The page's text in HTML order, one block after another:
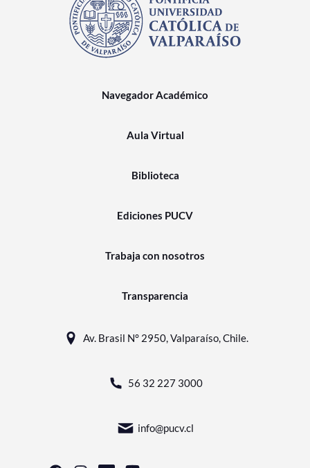
Navegador Académico
Aula Virtual
Biblioteca
Ediciones PUCV
Trabaja con nosotros
Transparencia
Av. Brasil N° 2950, Valparaíso, Chile.
56 32 227 3000
info@pucv.cl